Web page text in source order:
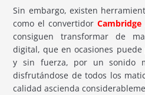
Sin embargo, existen
como el convertidor
consiguen transformar de
digital, que en ocasiones
y sin fuerza, por un sonido
disfrutándose de todos los
calidad ascienda